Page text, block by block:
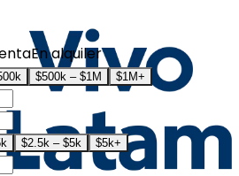
En alquiler
$500k – $1M $1M+
$2.5k – $5k $5k+